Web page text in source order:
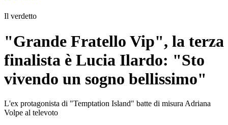
Il verdetto
"Grande Fratello Vip", la terza
finalista è Lucia Ilardo: "Sto
vivendo un sogno bellissimo"
L'ex protagonista di "Temptation Island" batte di misura Adriana
Volpe al televoto